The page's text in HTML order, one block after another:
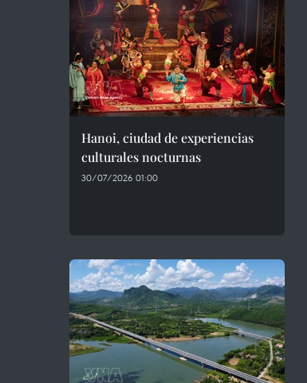
Hanoi, ciudad de experiencias
culturales nocturnas
30/07/2026 01:00